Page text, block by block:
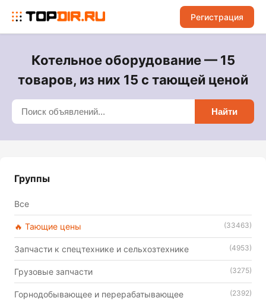
Регистрация
Котельное оборудование — 15
товаров, из них 15 с тающей ценой
Найти
Группы
Все
🔥 Тающие цены (33463)
Запчасти к спецтехнике и сельхозтехнике (4953)
Грузовые запчасти (3275)
Горнодобывающее и перерабатывающее
(2392)